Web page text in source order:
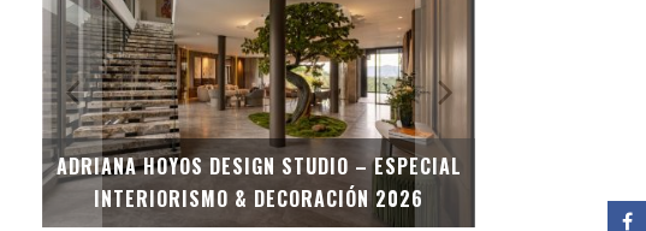
ADRIANA HOYOS DESIGN STUDIO – ESPECIAL
INTERIORISMO & DECORACIÓN 2026